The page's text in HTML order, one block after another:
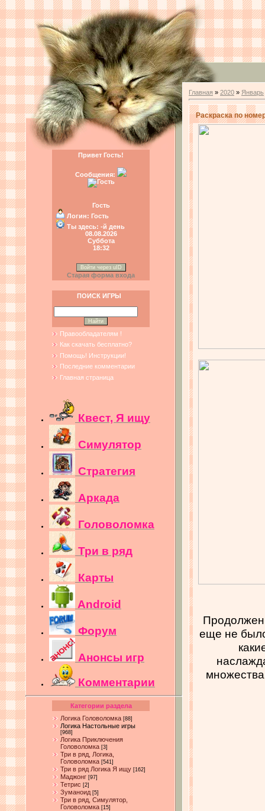
Привет Гость!
Сообщения:
Гость
Логин: Гость
Ты здесь: -й день
08.08.2026
Суббота
18:32
Войти через uID
Старая форма входа
ПОИСК ИГРЫ
Правообладателям !
Как скачать бесплатно?
Помощь! Инструкции!
Последние комментарии
Главная страница
Квест, Я ищу
Симулятор
Стратегия
Аркада
Головоломка
Три в ряд
Карты
Android
Форум
Анонсы игр
Комментарии
Категории раздела
Логика Головоломка [88]
Логика Настольные игры
[968]
Логика Приключения
Головоломка [3]
Три в ряд, Логика,
Головоломка [541]
Три в ряд Логика Я ищу [162]
Маджонг [97]
Тетрис [2]
Зуманоид [5]
Три в ряд, Симулятор,
Головоломка [15]
Главная » 2020 » Январь
Раскраска по
еще не